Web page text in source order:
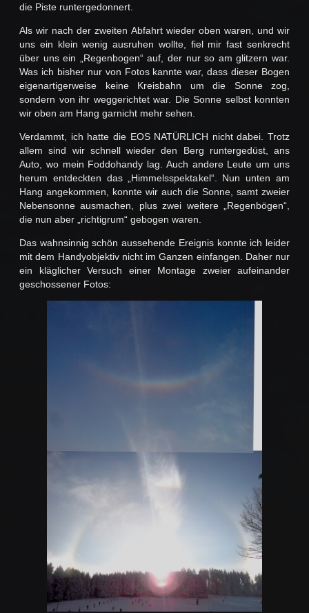
die Piste runtergedonnert.
Als wir nach der zweiten Abfahrt wieder oben waren, und wir
uns ein klein wenig ausruhen wollte, fiel mir fast senkrecht
über uns ein „Regenbogen“ auf, der nur so am glitzern war.
Was ich bisher nur von Fotos kannte war, dass dieser Bogen
eigenartigerweise keine Kreisbahn um die Sonne zog,
sondern von ihr weggerichtet war. Die Sonne selbst konnten
wir oben am Hang garnicht mehr sehen.
Verdammt, ich hatte die EOS NATÜRLICH nicht dabei. Trotz
allem sind wir schnell wieder den Berg runtergedüst, ans
Auto, wo mein Foddohandy lag. Auch andere Leute um uns
herum entdeckten das „Himmelsspektakel“. Nun unten am
Hang angekommen, konnte wir auch die Sonne, samt zweier
Nebensonne ausmachen, plus zwei weitere „Regenbögen“,
die nun aber „richtigrum“ gebogen waren.
Das wahnsinnig schön aussehende Ereignis konnte ich leider
mit dem Handyobjektiv nicht im Ganzen einfangen. Daher nur
ein kläglicher Versuch einer Montage zweier aufeinander
geschossener Fotos: